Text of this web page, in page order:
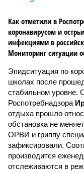
Как отметили в
коронавирусом и
инфекциями в
Мониторинг ситуации
Эпидситуация по
школах после
стабильном уровне.
Роспотребнадзора
отдыха прошло
обстановка не
ОРВИ и гриппу
зафиксировали.
производится
отслеживаются в